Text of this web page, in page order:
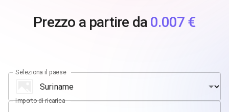
Prezzo a partire da 0.007 €
Seleziona il paese
Importo di ricarica